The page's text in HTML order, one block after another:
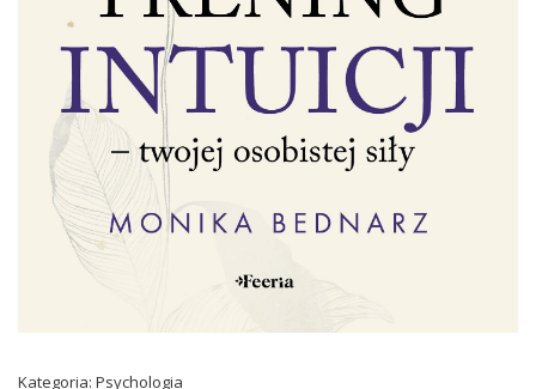
Kategoria: Psychologia